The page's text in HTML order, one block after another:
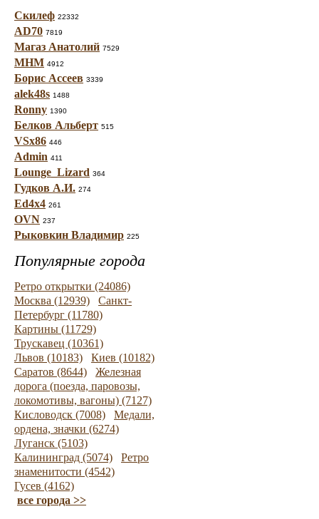
Скилеф 22332
AD70 7819
Магаз Анатолий 7529
МНМ 4912
Борис Ассеев 3339
alek48s 1488
Ronny 1390
Белков Альберт 515
VSx86 446
Admin 411
Lounge_Lizard 364
Гудков А.И. 274
Ed4x4 261
OVN 237
Рыковкин Владимир 225
Популярные города
Ретро открытки (24086)
Москва (12939)
Санкт-
Петербург (11780)
Картины (11729)
Трускавец (10361)
Львов (10183)
Киев (10182)
Саратов (8644)
Железная
дорога (поезда, паровозы,
локомотивы, вагоны) (7127)
Кисловодск (7008)
Медали,
ордена, значки (6274)
Луганск (5103)
Калининград (5074)
Ретро
знаменитости (4542)
Гусев (4162)
все города >>